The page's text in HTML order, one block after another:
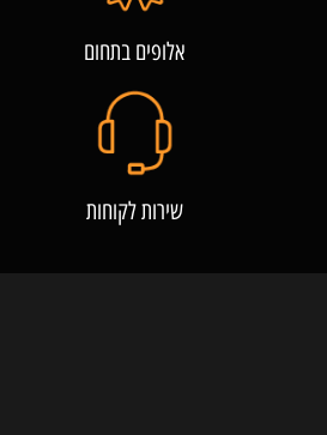
אלופים בתחום
שירות לקוחות